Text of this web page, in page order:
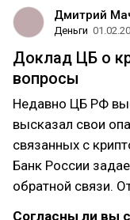
Дмитрий
Деньги
Доклад ЦБ о
вопросы
Недавно ЦБ РФ
высказал свои
связанных с
Банк России
обратной связи.
Согласны ли вы